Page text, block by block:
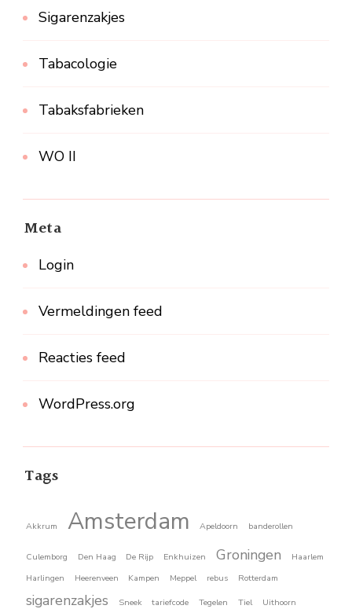
Sigarenzakjes
Tabacologie
Tabaksfabrieken
WO II
Meta
Login
Vermeldingen feed
Reacties feed
WordPress.org
Tags
Akkrum Amsterdam Apeldoorn banderollen
Culemborg Den Haag De Rijp Enkhuizen Groningen
Haarlem
Harlingen
Heerenveen Kampen Meppel rebus Rotterdam
sigarenzakjes Sneek tariefcode Tegelen Tiel Uithoorn